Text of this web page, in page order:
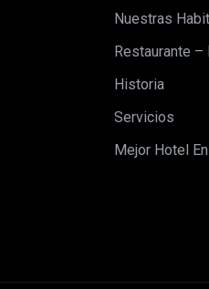
Nuestras
Restaurante –
Historia
Servicios
Mejor Hotel